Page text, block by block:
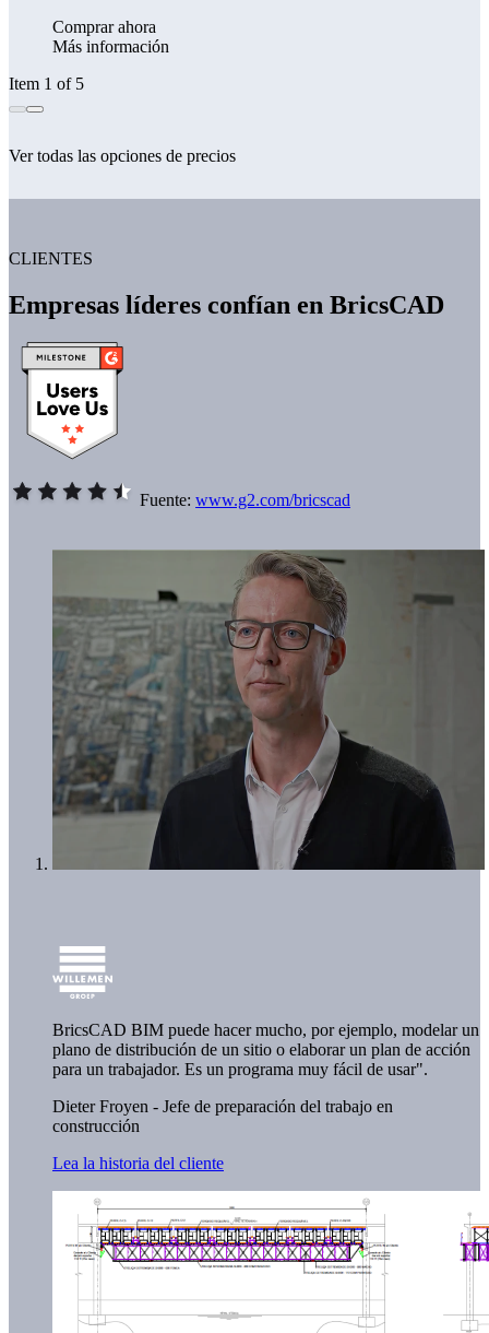
Comprar ahora
Más información
Item 1 of 5
Ver todas las opciones de precios
CLIENTES
Empresas líderes confían en BricsCAD
Fuente:www.g2.com/bricscad
BricsCAD BIM puede hacer mucho, por ejemplo, modelar un
plano de distribución de un sitio o elaborar un plan de acción
para un trabajador. Es un programa muy fácil de usar".
Dieter Froyen - Jefe de preparación del trabajo en
construcción
Lea la historia del cliente